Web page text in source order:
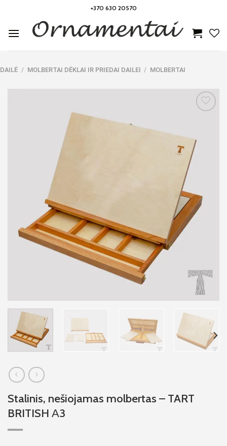
content
+370 630 20570
DAILĖ / MOLBERTAI DĖKLAI IR PRIEDAI DAILEI / MOLBERTAI
Noriu!
Stalinis, nešiojamas molbertas – TART
BRITISH А3